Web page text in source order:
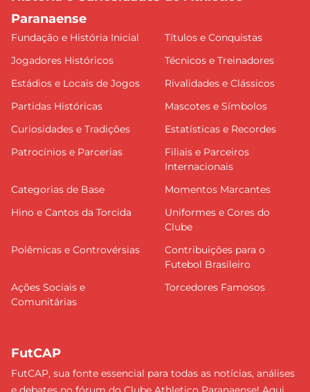
Paranaense
Fundação e História Inicial
Títulos e Conquistas
Jogadores Históricos
Técnicos e Treinadores
Estádios e Locais de Jogos
Rivalidades e Clássicos
Partidas Históricas
Mascotes e Símbolos
Curiosidades e Tradições
Estatísticas e Recordes
Patrocínios e Parcerias
Filiais e Parceiros
Internacionais
Categorias de Base
Momentos Marcantes
Hino e Cantos da Torcida
Uniformes e Cores do
Clube
Polêmicas e Controvérsias
Contribuições para o
Futebol Brasileiro
Ações Sociais e
Comunitárias
Torcedores Famosos
FutCAP
FutCAP, sua fonte essencial para todas as notícias, análises